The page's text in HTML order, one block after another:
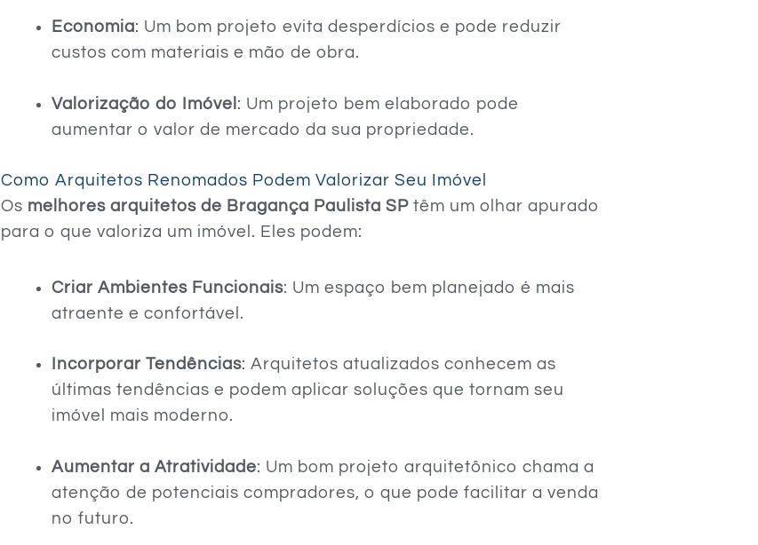
Economia: Um bom projeto evita desperdícios e pode reduzir
custos com materiais e mão de obra.
Valorização do Imóvel : Um projeto bem elaborado pode
aumentar o valor de mercado da sua propriedade.
Como Arquitetos Renomados Podem Valorizar Seu Imóvel
Os melhores arquitetos de Bragança Paulista SP têm um olhar apurado
para o que valoriza um imóvel. Eles podem:
Criar Ambientes Funcionais: Um espaço bem planejado é mais
atraente e confortável.
Incorporar Tendências: Arquitetos atualizados conhecem as
últimas tendências e podem aplicar soluções que tornam seu
imóvel mais moderno.
Aumentar a Atratividade: Um bom projeto arquitetônico chama a
atenção de potenciais compradores, o que pode facilitar a venda
no futuro.